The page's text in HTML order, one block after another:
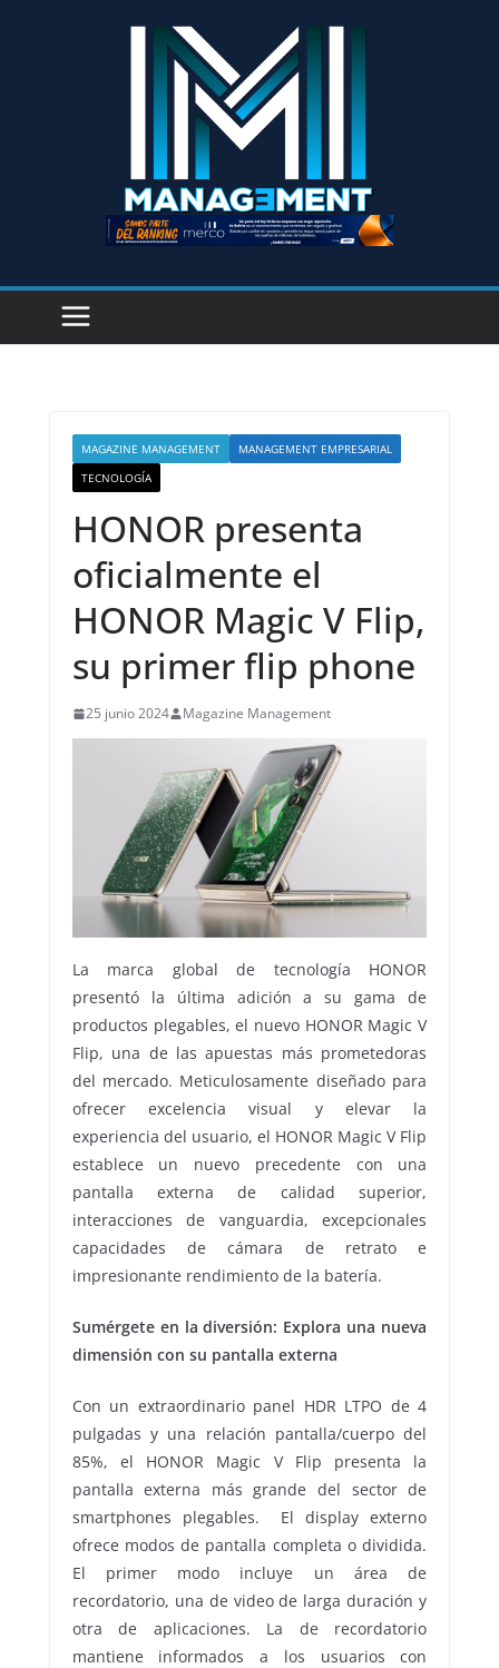
MAGAZINE MANAGEMENT
MANAGEMENT EMPRESARIAL
TECNOLOGÍA
HONOR presenta
oficialmente el
HONOR Magic V Flip,
su primer flip phone
25 junio 2024 Magazine Management
La marca global de tecnología HONOR
presentó la última adición a su gama de
productos plegables, el nuevo HONOR Magic V
Flip, una de las apuestas más prometedoras
del mercado. Meticulosamente diseñado para
ofrecer excelencia visual y elevar la
experiencia del usuario, el HONOR Magic V Flip
establece un nuevo precedente con una
pantalla externa de calidad superior,
interacciones de vanguardia, excepcionales
capacidades de cámara de retrato e
impresionante rendimiento de la batería.
Sumérgete en la diversión: Explora una nueva
dimensión con su pantalla externa
Con un extraordinario panel HDR LTPO de 4
pulgadas y una relación pantalla/cuerpo del
85%, el HONOR Magic V Flip presenta la
pantalla externa más grande del sector de
smartphones plegables. El display externo
ofrece modos de pantalla completa o dividida.
El primer modo incluye un área de
recordatorio, una de video de larga duración y
otra de aplicaciones. La de recordatorio
mantiene informados a los usuarios con